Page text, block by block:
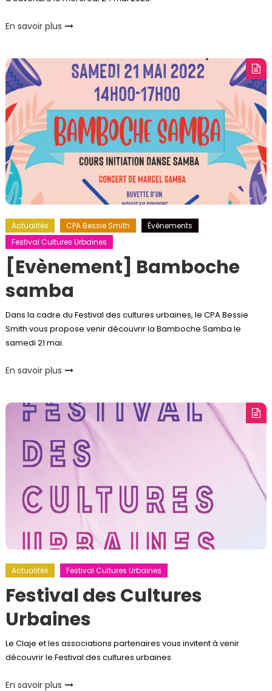
En savoir plus
Actualités CPA Bessie Smith
Événements
Festival Cultures Urbaines
[Evènement] Bamboche
samba
Dans la cadre du Festival des cultures urbaines, le CPA Bessie
Smith vous propose venir découvrir la Bamboche Samba le
samedi 21 mai.
En savoir plus
Actualités Festival Cultures Urbaines
Festival des Cultures
Urbaines
Le Claje et les associations partenaires vous invitent à venir
découvrir le Festival des cultures urbaines
En savoir plus